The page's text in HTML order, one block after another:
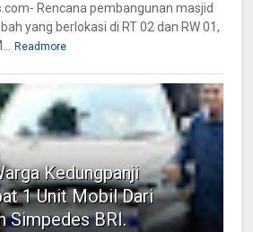
Rencana pembangunan masjid
yang berlokasi di RT 02 dan RW 01,
Readmore
Kedungpanji
1 Unit Mobil Dari
Simpedes BRI.